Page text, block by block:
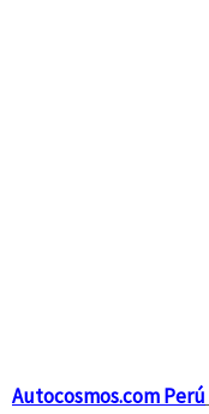
Autocosmos.com Perú